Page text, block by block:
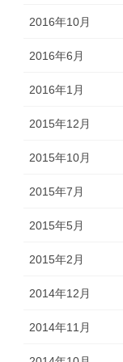
2016年10月
2016年6月
2016年1月
2015年12月
2015年10月
2015年7月
2015年5月
2015年2月
2014年12月
2014年11月